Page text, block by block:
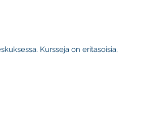
Kursseja on eritasoisia,